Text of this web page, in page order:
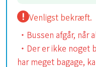
Venligst bekræft.
・Bussen afgår, når
・Der er ikke noget
har meget bagage,